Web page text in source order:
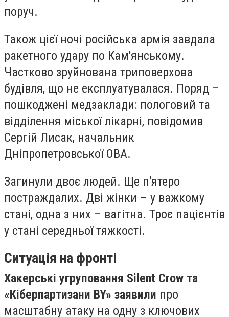
поруч.
Також цієї ночі російська армія завдала
ракетного удару по Кам'янському.
Частково зруйнована триповерхова
будівля, що не експлуатувалася. Поряд –
пошкоджені медзаклади: пологовий та
відділення міської лікарні, повідомив
Сергій Лисак, начальник
Дніпропетровської ОВА.
Загинули двоє людей. Ще п'ятеро
постраждалих. Дві жінки – у важкому
стані, одна з них – вагітна. Троє пацієнтів
у стані середньої тяжкості.
Ситуація на фронті
Хакерські угруповання Silent Crow та
«Кіберпартизани BY» заявили про
масштабну атаку на одну з ключових